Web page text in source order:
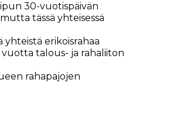
30-vuotispäivän
tässä yhteisessä
yhteistä erikoisrahaa
vuotta talous- ja rahaliiton
rahapajojen